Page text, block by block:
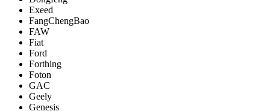
Exeed
FangChengBao
FAW
Fiat
Ford
Forthing
Foton
GAC
Geely
Genesis